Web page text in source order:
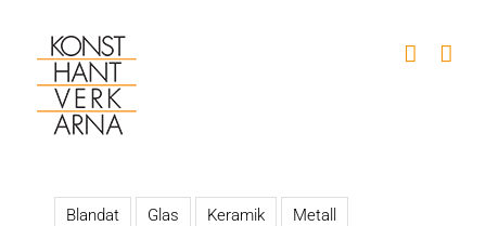
innehållet
Blandat Glas Keramik Metall